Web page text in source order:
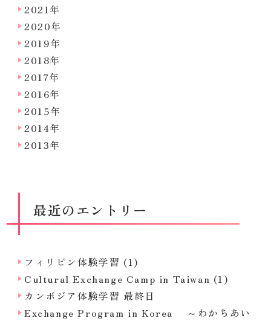
2021年
2020年
2019年
2018年
2017年
2016年
2015年
2014年
2013年
最近のエントリー
フィリピン体験学習 (1)
Cultural Exchange Camp in Taiwan (1)
カンボジア体験学習 最終日
Exchange Program in Korea ～わかちあい